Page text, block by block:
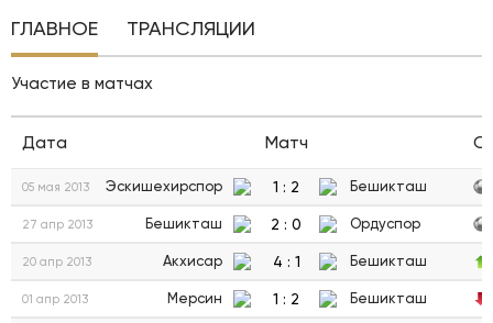
ГЛАВНОЕ ТРАНСЛЯЦИИ
Участие в матчах
Дата Матч
05 мая 2013 Эскишехирспор 1 : 2 Бешикташ
27 апр 2013 Бешикташ 2 : 0 Ордуспор
20 апр 2013 Акхисар 4 : 1 Бешикташ
01 апр 2013 Мерсин 1 : 2 Бешикташ